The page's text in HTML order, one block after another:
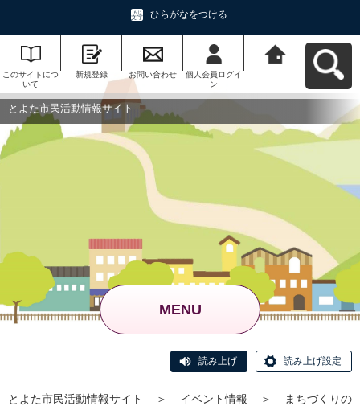
ひらがなをつける
このサイトにつ
いて
新規登録 お問い合わせ
個人会員ログイ
ン
る
とよた市民活動情報サイト
MENU
読み上げ 読み上げ設定
とよた市民活動情報サイト ＞ イベント情報 ＞
まちづくりの